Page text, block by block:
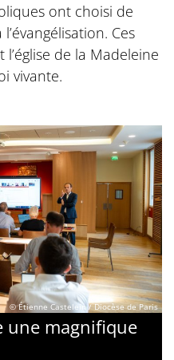
ont choisi de
Ces
de la Madeleine
vivante.
© Étienne Castelein / Diocèse de Paris
une magnifique